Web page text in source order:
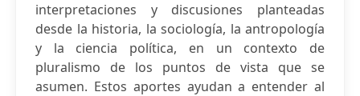
interpretaciones y discusiones planteadas
desde la historia, la sociología, la antropología
y la ciencia política, en un contexto de
pluralismo de los puntos de vista que se
asumen. Estos aportes ayudan a entender al